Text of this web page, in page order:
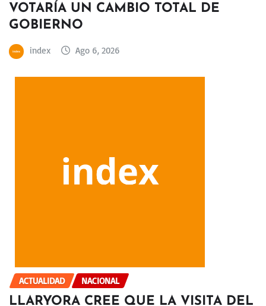
VOTARÍA UN CAMBIO TOTAL DE
GOBIERNO
index Ago 6, 2026
ACTUALIDAD NACIONAL
LLARYORA CREE QUE LA VISITA DEL